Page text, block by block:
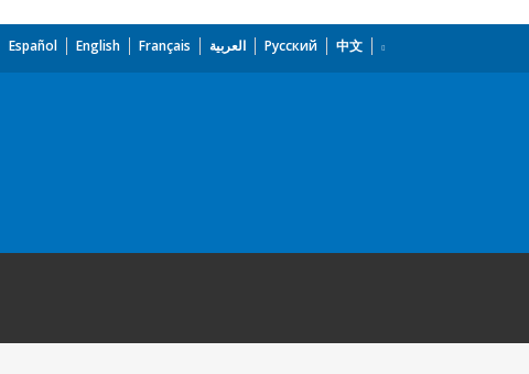
Español English Français العربية Русский 中文